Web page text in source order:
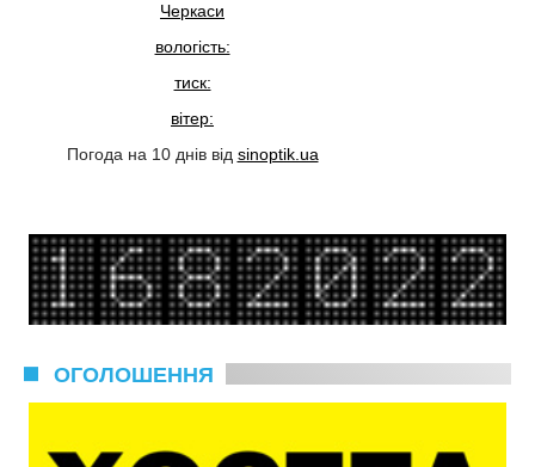
Черкаси
вологість:
тиск:
вітер:
Погода на 10 днів від sinoptik.ua
ОГОЛОШЕННЯ